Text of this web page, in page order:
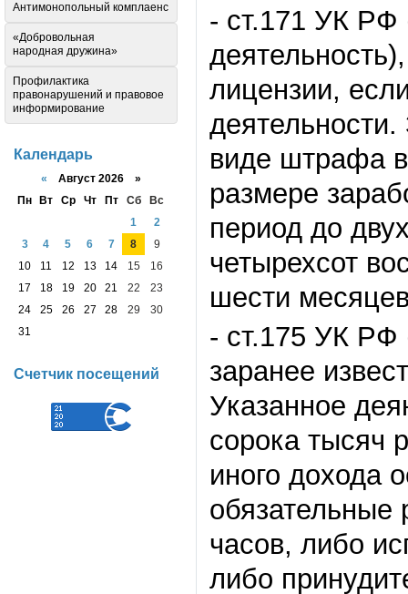
- ст.171 УК РФ
лицензии,
виде штрафа
размере
период до
четырехсот
шести
- ст.175 УК РФ
заранее
Указанное
сорока тысяч
иного дохода
обязательные
часов, либо
либо
Антимонопольный комплаенс
«Добровольная
народная дружина»
Профилактика
правонарушений и правовое
информирование
Календарь
« Август 2026 »
Пн
Вт Ср Чт Пт Сб
Вс
1
2
3
4 5 6 7 8
9
10
11 12 13 14 15
16
17
18 19 20 21 22
23
24
25 26 27 28 29
30
31
Счетчик посещений